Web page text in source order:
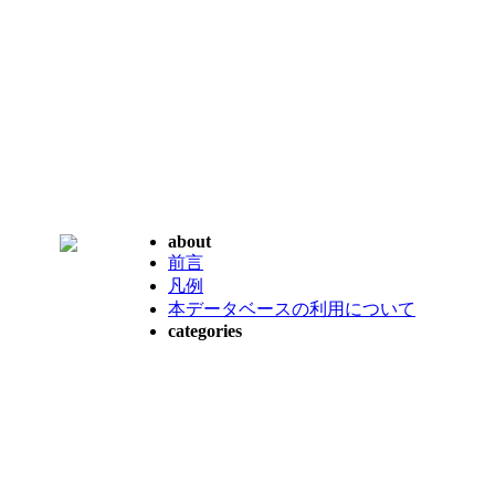
about
前言
凡例
本データベースの利用について
categories